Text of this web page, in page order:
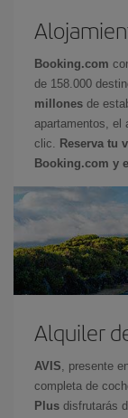
Booking.com
de 158.000
millones de
apartamentos, el
clic.
Reserva tu
Booking.com y
Alquiler
AVIS , presente
completa de
Plus disfrutarás